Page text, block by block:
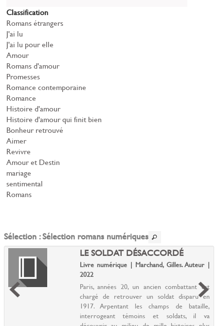
Classification
Romans étrangers
J'ai lu
J'ai lu pour elle
Amour
Romans d'amour
Promesses
Romance contemporaine
Romance
Histoire d'amour
Histoire d'amour qui finit bien
Bonheur retrouvé
Aimer
Revivre
Amour et Destin
mariage
sentimental
Romans
Sélection : Sélection romans numériques
LE SOLDAT DÉSACCORDÉ
Livre numérique | Marchand, Gilles. Auteur |
2022
Paris, années 20, un ancien combattant est
chargé de retrouver un soldat disparu en
1917. Arpentant les champs de bataille,
interrogeant témoins et soldats, il va